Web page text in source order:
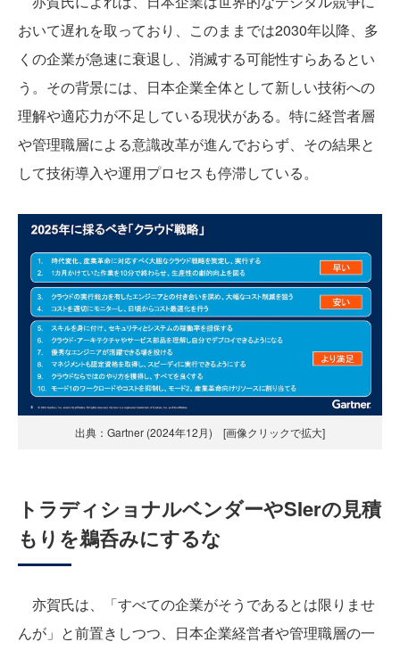
おいて遅れを取っており、このままでは2030年以降、多
くの企業が急速に衰退し、消滅する可能性すらあるとい
う。その背景には、日本企業全体として新しい技術への
理解や適応力が不足している現状がある。特に経営者層
や管理職層による意識改革が進んでおらず、その結果と
して技術導入や運用プロセスも停滞している。
出典：Gartner (2024年12月) [画像クリックで拡大]
トラディショナルベンダーやSIerの見積
もりを鵜呑みにするな
亦賀氏は、「すべての企業がそうであるとは限りませ
んが」と前置きしつつ、日本企業経営者や管理職層の一